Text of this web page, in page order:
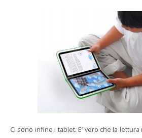
Ci sono infine i tablet. E’ vero che la